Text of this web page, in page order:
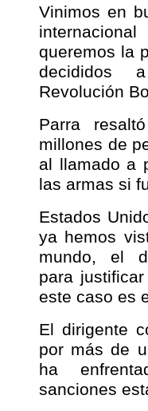
Vinimos en
queremos la
decididos
Revolución
Parra
millones de
al llamado a
las armas si
Estados
ya hemos
mundo, el
para
este caso es
El dirigente
por más de
ha
sanciones